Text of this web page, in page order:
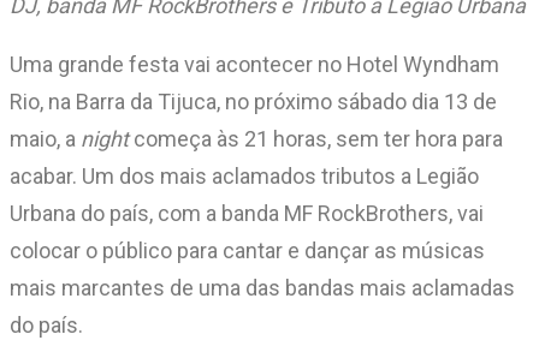
DJ, banda MF RockBrothers e Tributo a Legião Urbana
Uma grande festa vai acontecer no Hotel Wyndham
Rio, na Barra da Tijuca, no próximo sábado dia 13 de
maio, a nightcomeça às 21 horas, sem ter hora para
acabar. Um dos mais aclamados tributos a Legião
Urbana do país, com a banda MF RockBrothers, vai
colocar o público para cantar e dançar as músicas
mais marcantes de uma das bandas mais aclamadas
do país.